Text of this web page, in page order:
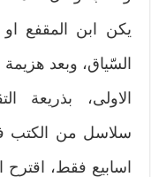
يكن ابن المقفع او
الاولى،
سلاسل من الكتب
اسابيع فقط،